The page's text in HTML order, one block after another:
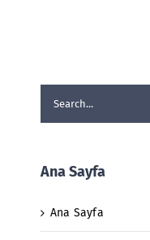
Ana Sayfa
Ana Sayfa